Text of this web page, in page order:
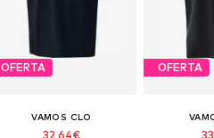
OFERTA
VAMOS CLO
32,64€
OFERTA